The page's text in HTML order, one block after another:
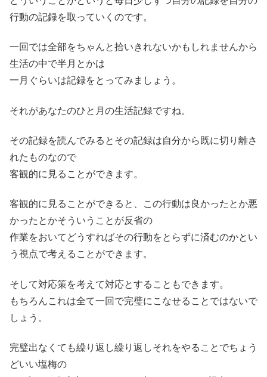
行動の記録を取っていくのです。
一回では全部をちゃんと拾いきれないかもしれませんから
生活の中で半月とかは
一月ぐらいは記録をとってみましょう。
それがあなたのひと月の生活記録ですね。
その記録を読んでみるとその記録は自分から既に切り離さ
れたものなので
客観的に見ることができます。
客観的に見ることができると、この行動は良かったとか悪
かったとかそういうことが反省の
作業をおいてどうすればその行動をとらずに済むのかとい
う視点で考えることができます。
そして対応策を考えて対応とすることもできます。
もちろんこれは全て一回で完璧にこなせることではないで
しょう。
完璧出なくても繰り返し繰り返しそれをやることでちょう
どいい塩梅の